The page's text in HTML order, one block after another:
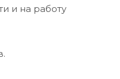
и на работу